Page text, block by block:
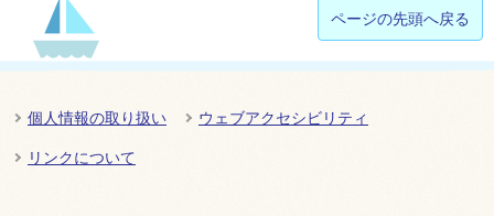
ページの先頭へ戻る
個人情報の取り扱い ウェブアクセシビリティ
リンクについて